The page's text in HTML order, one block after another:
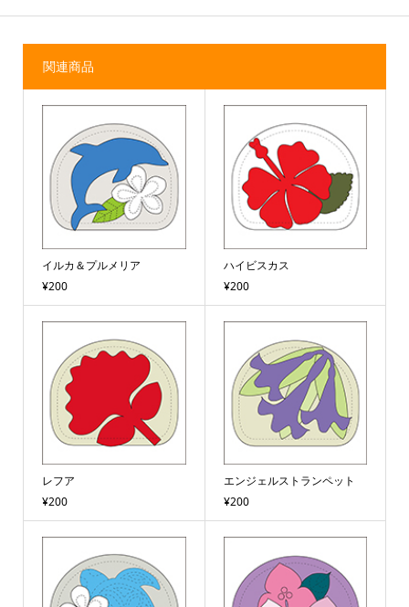
関連商品
イルカ＆プルメリア
¥200
ハイビスカス
¥200
レフア
¥200
エンジェルストランペット
¥200